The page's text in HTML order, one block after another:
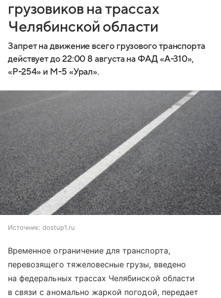
грузовиков на трассах
Челябинской области
Запрет на движение всего грузового транспорта
действует до 22:00 8 августа на ФАД «А-310»,
«Р-254» и М-5 «Урал».
Источник: dostup1.ru
Временное ограничение для транспорта,
перевозящего тяжеловесные грузы, введено
на федеральных трассах Челябинской области
в связи с аномально жаркой погодой, передает